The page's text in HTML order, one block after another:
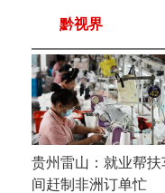
黔视界
贵州雷山：就业帮扶
间赶制非洲订单忙